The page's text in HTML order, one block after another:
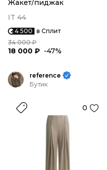
Жакет/пиджак
IT 44
4 500 в Сплит
34 000 ₽
18 000 ₽ -47%
reference
Бутик
0